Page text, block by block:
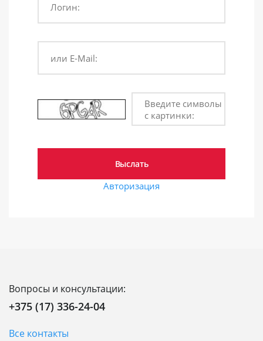
Логин:
или E-Mail:
Введите символы
с картинки:
Авторизация
Вопросы и консультации:
+375 (17) 336-24-04
Все контакты